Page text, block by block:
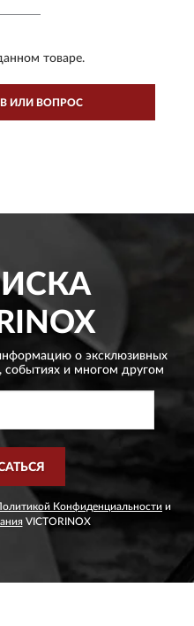
товаре.
ИЛИ ВОПРОС
о эксклюзивных
событиях и многом другом
Конфиденциальности и
VICTORINOX